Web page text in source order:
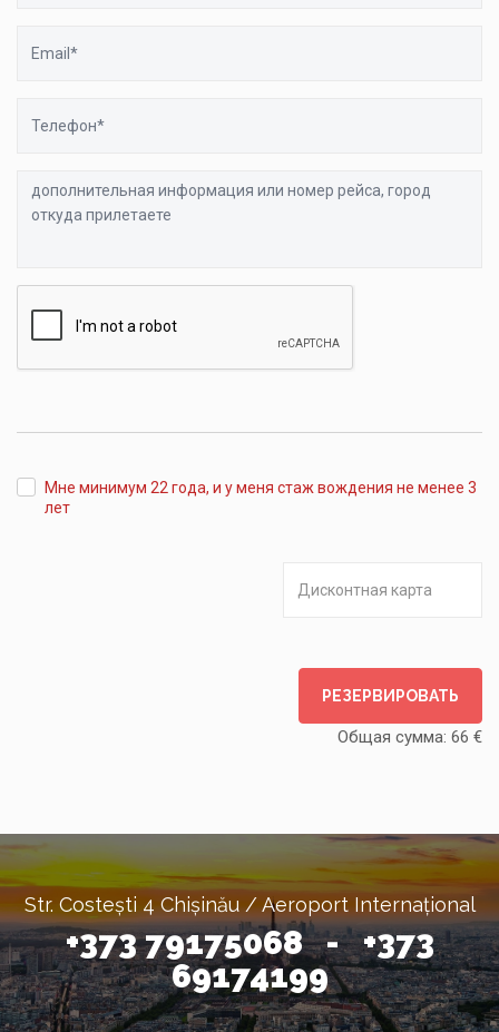
Мне минимум 22 года, и у меня стаж вождения не менее 3
лет
РЕЗЕРВИРОВАТЬ
Общая сумма: 66 €
Str. Costești 4 Chișinău / Aeroport Internațional
+373 79175068 - +373
69174199